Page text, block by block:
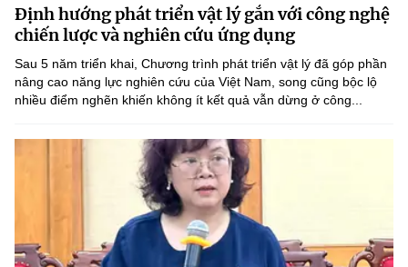
Sở Khoa học và Công nghệ
Chuyển đổi số
Bưu chính, Viễn thông
Tiêu chuẩn, đo lường, chất lượng
Năng lượng nguyên tử
Tin tổng hợp
Văn bản QPPL
Văn bản chỉ đạo điều hành
Lấy ý kiến người dân về dự thảo VBQPPL
MST IOFFICE
THỐNG KÊ
Khoa học và Công nghệ
Đổi mới sáng tạo
Bưu chính, Viễn thông
Multimedia
THƯ ĐIỆN TỬ
Videos
Infographic
Định hướng phát triển vật lý gắn với công nghệ
chiến lược và nghiên cứu ứng dụng
Sau 5 năm triển khai, Chương trình phát triển vật lý đã góp phần
nâng cao năng lực nghiên cứu của Việt Nam, song cũng bộc lộ
nhiều điểm nghẽn khiến không ít kết quả vẫn dừng ở công...